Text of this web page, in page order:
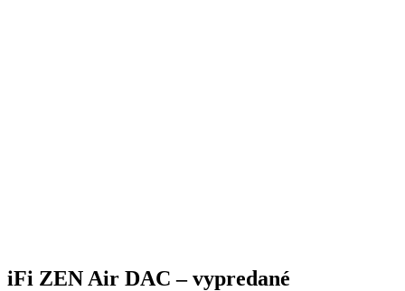
iFi ZEN Air DAC – vypredané